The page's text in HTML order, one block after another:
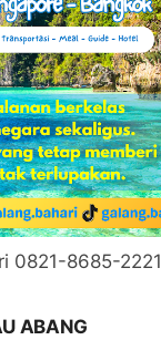
0821-8685-2221
ABANG